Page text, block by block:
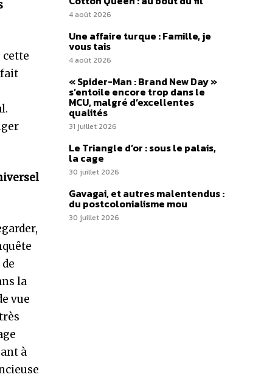
cette
fait
la
vue
à
4 août 2026
Une affaire turque : Famille, je
vous tais
4 août 2026
« Spider-Man : Brand New Day »
s’entoile encore trop dans le
MCU, malgré d’excellentes
qualités
31 juillet 2026
Le Triangle d’or : sous le palais,
la cage
30 juillet 2026
Gavagai, et autres malentendus :
du postcolonialisme mou
30 juillet 2026